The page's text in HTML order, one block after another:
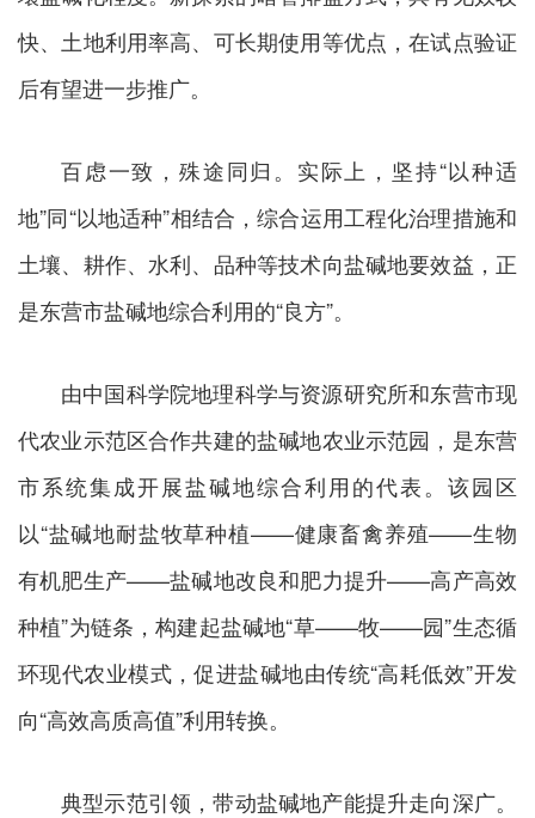
快、土地利用率高、可长期使用等优点，在试点验证
后有望进一步推广。
百虑一致，殊途同归。实际上，坚持“以种适
地”同“以地适种”相结合，综合运用工程化治理措施和
土壤、耕作、水利、品种等技术向盐碱地要效益，正
是东营市盐碱地综合利用的“良方”。
由中国科学院地理科学与资源研究所和东营市现
代农业示范区合作共建的盐碱地农业示范园，是东营
市系统集成开展盐碱地综合利用的代表。该园区
以“盐碱地耐盐牧草种植——健康畜禽养殖——生物
有机肥生产——盐碱地改良和肥力提升——高产高效
种植”为链条，构建起盐碱地“草——牧——园”生态循
环现代农业模式，促进盐碱地由传统“高耗低效”开发
向“高效高质高值”利用转换。
典型示范引领，带动盐碱地产能提升走向深广。